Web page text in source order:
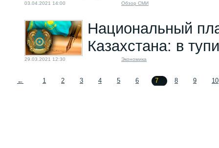
03.04.2021 14:00 Обзор СМИ
Национальный
Казахстана: в
29.03.2021 12:30 Экономика
← 1 2 3 4 5 6 7 8 9 10